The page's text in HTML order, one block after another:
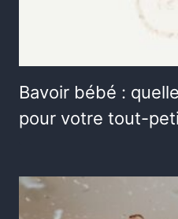
Bavoir bébé :
pour votre tout-